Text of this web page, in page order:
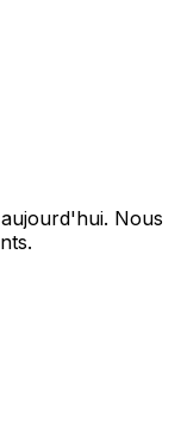
Nous